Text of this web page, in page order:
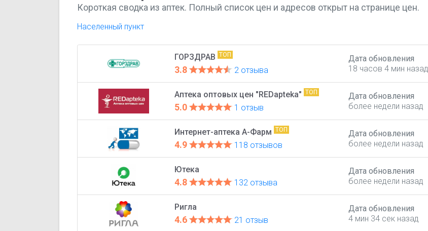
Короткая сводка из аптек. Полный список цен и адресов открыт на странице цен.
Населенный пункт
ГОРЗДРАВ ТОП
3.8 2 отзыва
Дата обновления
18 часов 4 мин назад
Аптека оптовых цен "REDapteka" ТОП
5.0 1 отзыв
Дата обновления
более недели назад
Интернет-аптека А-Фарм ТОП
4.9 118 отзывов
Дата обновления
более недели назад
Ютека
4.8 132 отзыва
Дата обновления
более недели назад
Ригла
4.6 21 отзыв
Дата обновления
4 мин 34 сек назад